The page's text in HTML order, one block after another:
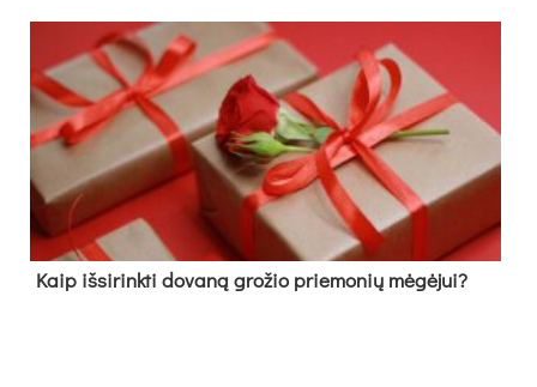
Kaip išsirinkti dovaną grožio priemonių mėgėjui?